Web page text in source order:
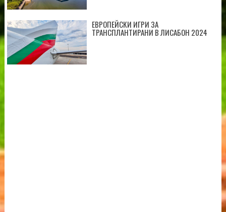
ЕВРОПЕЙСКИ ИГРИ ЗА
ТРАНСПЛАНТИРАНИ В ЛИСАБОН 2024